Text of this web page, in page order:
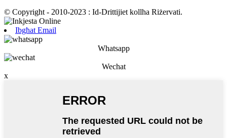
© Copyright - 2010-2023 : Id-Drittijiet kollha Riżervati.
Ibgħat Email
Whatsapp
Wechat
x